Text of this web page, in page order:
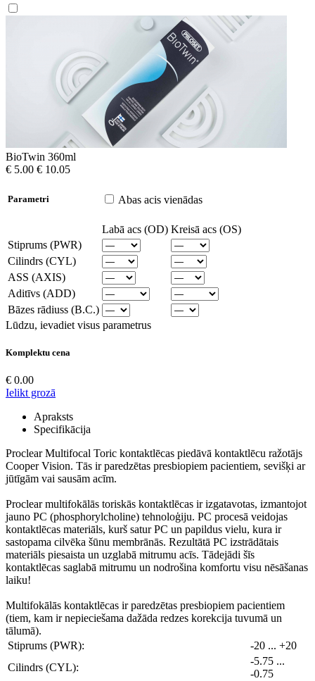
BioTwin 360ml
€ 5.00 € 10.05
Parametri Abas acis vienādas
Labā acs (OD) Kreisā acs (OS)
Stiprums (PWR)
Cilindrs (CYL)
ASS (AXIS)
Aditīvs (ADD)
Bāzes rādiuss (B.C.)
Lūdzu, ievadiet visus parametrus
Komplektu cena
€ 0.00
Ielikt grozā
Apraksts
Specifikācija
Proclear Multifocal Toric kontaktlēcas piedāvā kontaktlēcu ražotājs
Cooper Vision. Tās ir paredzētas presbiopiem pacientiem, sevišķi ar
jūtīgām vai sausām acīm.
Proclear multifokālās toriskās kontaktlēcas ir izgatavotas, izmantojot
jauno PC (phosphorylcholine) tehnoloģiju. PC procesā veidojas
kontaktlēcas materiāls, kurš satur PC un papildus vielu, kura ir
sastopama cilvēka šūnu membrānās. Rezultātā PC izstrādātais
materiāls piesaista un uzglabā mitrumu acīs. Tādejādi šīs
kontaktlēcas saglabā mitrumu un nodrošina komfortu visu nēsāšanas
laiku!
Multifokālās kontaktlēcas ir paredzētas presbiopiem pacientiem
(tiem, kam ir nepieciešama dažāda redzes korekcija tuvumā un
tālumā).
Stiprums (PWR):
-20 ... +20
Cilindrs (CYL):
-5.75 ...
-0.75